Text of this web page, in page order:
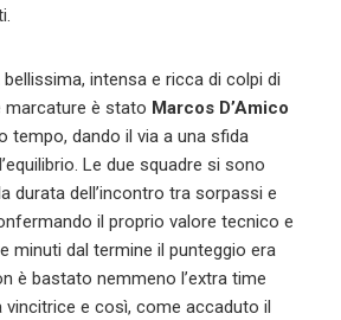
intensa e ricca di colpi di
marcature è stato Marcos D’Amico
tempo, dando il via a una sfida
Le due squadre si sono
durata dell’incontro tra sorpassi e
il proprio valore tecnico e
minuti dal termine il punteggio era
è bastato nemmeno l’extra time
vincitrice e così, come accaduto il